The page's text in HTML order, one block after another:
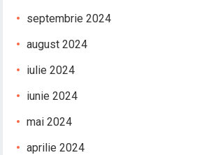
septembrie 2024
august 2024
iulie 2024
iunie 2024
mai 2024
aprilie 2024